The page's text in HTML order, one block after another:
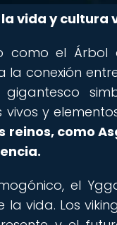
vida y cultura
como el
la conexión
y
como
el
vida. Los